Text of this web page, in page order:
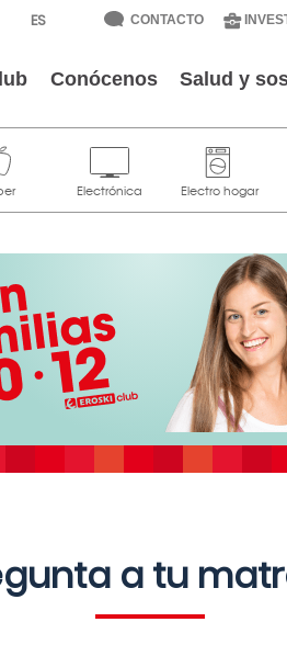
CONTACTO
Conócenos Salud y
a tu